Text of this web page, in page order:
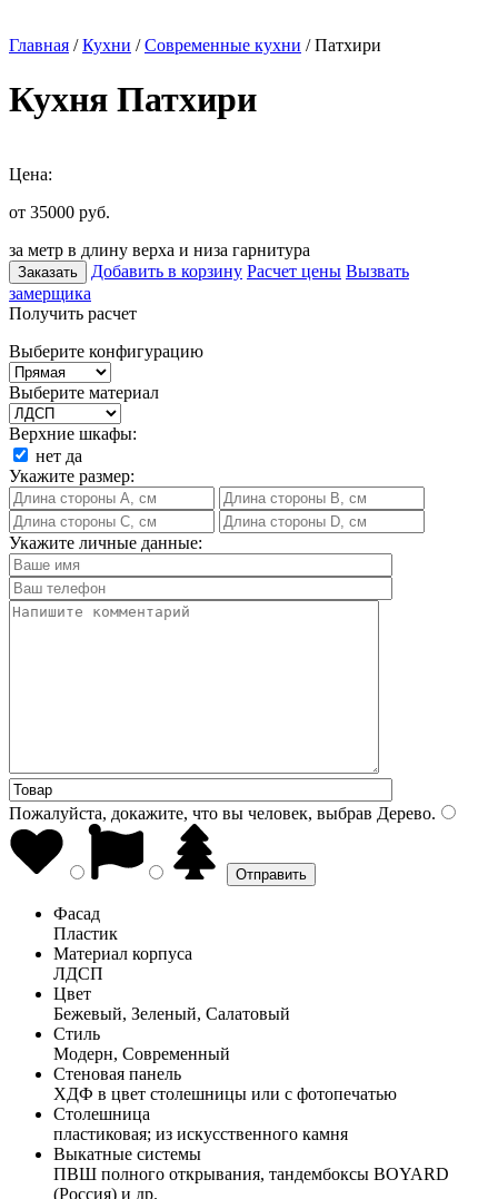
Главная /Кухни /Современные кухни / Патхири
Кухня Патхири
Цена:
от 35000 руб.
за метр в длину верха и низа гарнитура
Заказать Добавить в корзину Расчет цены Вызвать
замерщика
Получить расчет
Выберите конфигурацию
Выберите материал
Верхние шкафы:
нет да
Укажите размер:
Укажите личные данные:
Пожалуйста, докажите, что вы человек, выбрав Дерево.
Фасад
Пластик
Материал корпуса
ЛДСП
Цвет
Бежевый, Зеленый, Салатовый
Стиль
Модерн, Современный
Стеновая панель
ХДФ в цвет столешницы или с фотопечатью
Столешница
пластиковая; из искусственного камня
Выкатные системы
ПВШ полного открывания, тандембоксы BOYARD
(Россия) и др.